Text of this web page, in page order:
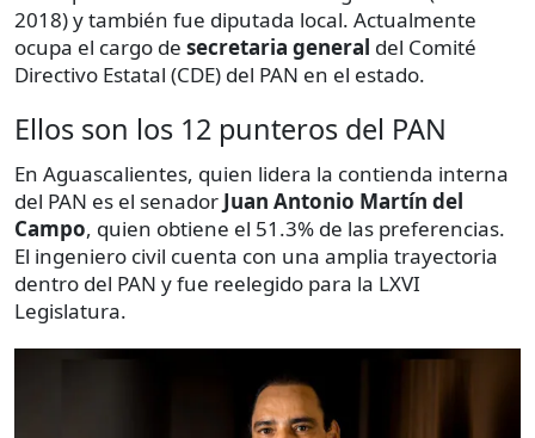
2018) y también fue diputada local. Actualmente
ocupa el cargo de secretaria general del Comité
Directivo Estatal (CDE) del PAN en el estado.
Ellos son los 12 punteros del PAN
En Aguascalientes, quien lidera la contienda interna
del PAN es el senador Juan Antonio Martín del
Campo, quien obtiene el 51.3% de las preferencias.
El ingeniero civil cuenta con una amplia trayectoria
dentro del PAN y fue reelegido para la LXVI
Legislatura.